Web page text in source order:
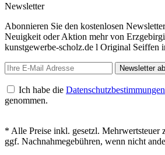
Newsletter
Abonnieren Sie den kostenlosen
Neuigkeit oder Aktion mehr von
kunstgewerbe-scholz.de l Original Seiffen
Newsletter
Ich habe die Datenschutzbestimmungen
genommen.
* Alle Preise inkl. gesetzl. Mehrwertsteuer
ggf. Nachnahmegebühren, wenn nicht